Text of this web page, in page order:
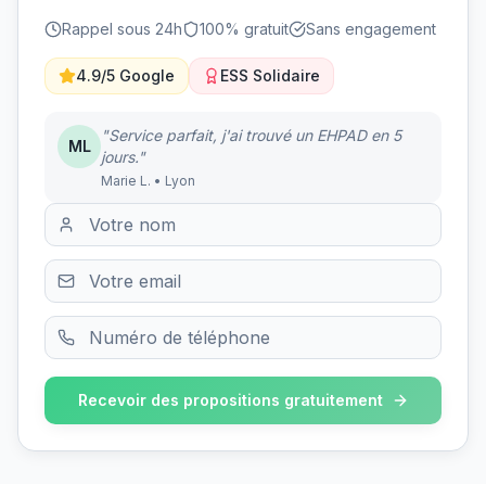
Rappel sous 24h 100% gratuit Sans engagement
4.9/5 Google ESS Solidaire
ML
"Service parfait, j'ai trouvé un EHPAD en 5
jours."
Marie L. • Lyon
Recevoir des propositions gratuitement